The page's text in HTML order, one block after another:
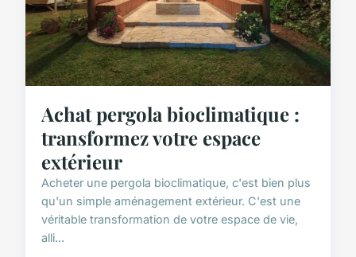
Achat pergola bioclimatique :
transformez votre espace
extérieur
Acheter une pergola bioclimatique, c'est bien plus
qu'un simple aménagement extérieur. C'est une
véritable transformation de votre espace de vie,
alli...